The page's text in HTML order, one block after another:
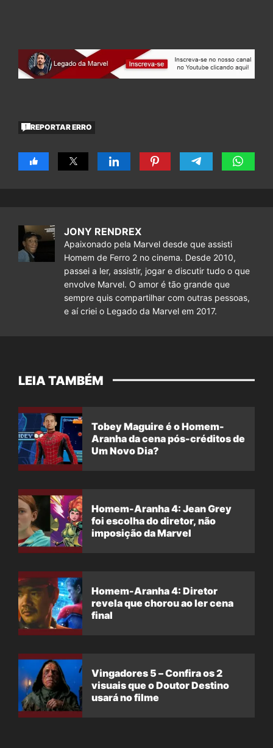
REPORTAR ERRO
JONY RENDREX
Apaixonado pela Marvel desde que assisti
Homem de Ferro 2 no cinema. Desde 2010,
passei a ler, assistir, jogar e discutir tudo o que
envolve Marvel. O amor é tão grande que
sempre quis compartilhar com outras pessoas,
e aí criei o Legado da Marvel em 2017.
LEIA TAMBÉM
Tobey Maguire é o Homem-
Aranha da cena pós-créditos de
Um Novo Dia?
Homem-Aranha 4: Jean Grey
foi escolha do diretor, não
imposição da Marvel
Homem-Aranha 4: Diretor
revela que chorou ao ler cena
final
Vingadores 5 – Confira os 2
visuais que o Doutor Destino
usará no filme